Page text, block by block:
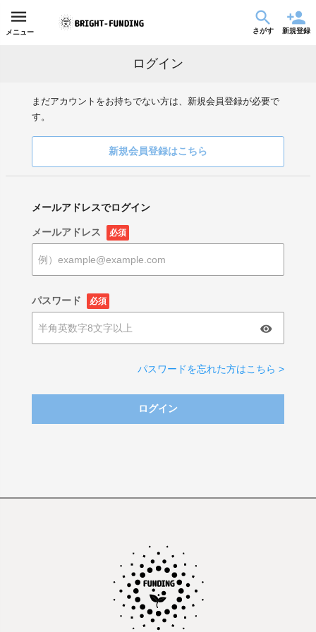
メニュー さがす 新規登録
ログイン
まだアカウントをお持ちでない方は、新規会員登録が必要で
す。
新規会員登録はこちら
メールアドレスでログイン
メールアドレス 必須
パスワード 必須
パスワードを忘れた方はこちら >
ログイン